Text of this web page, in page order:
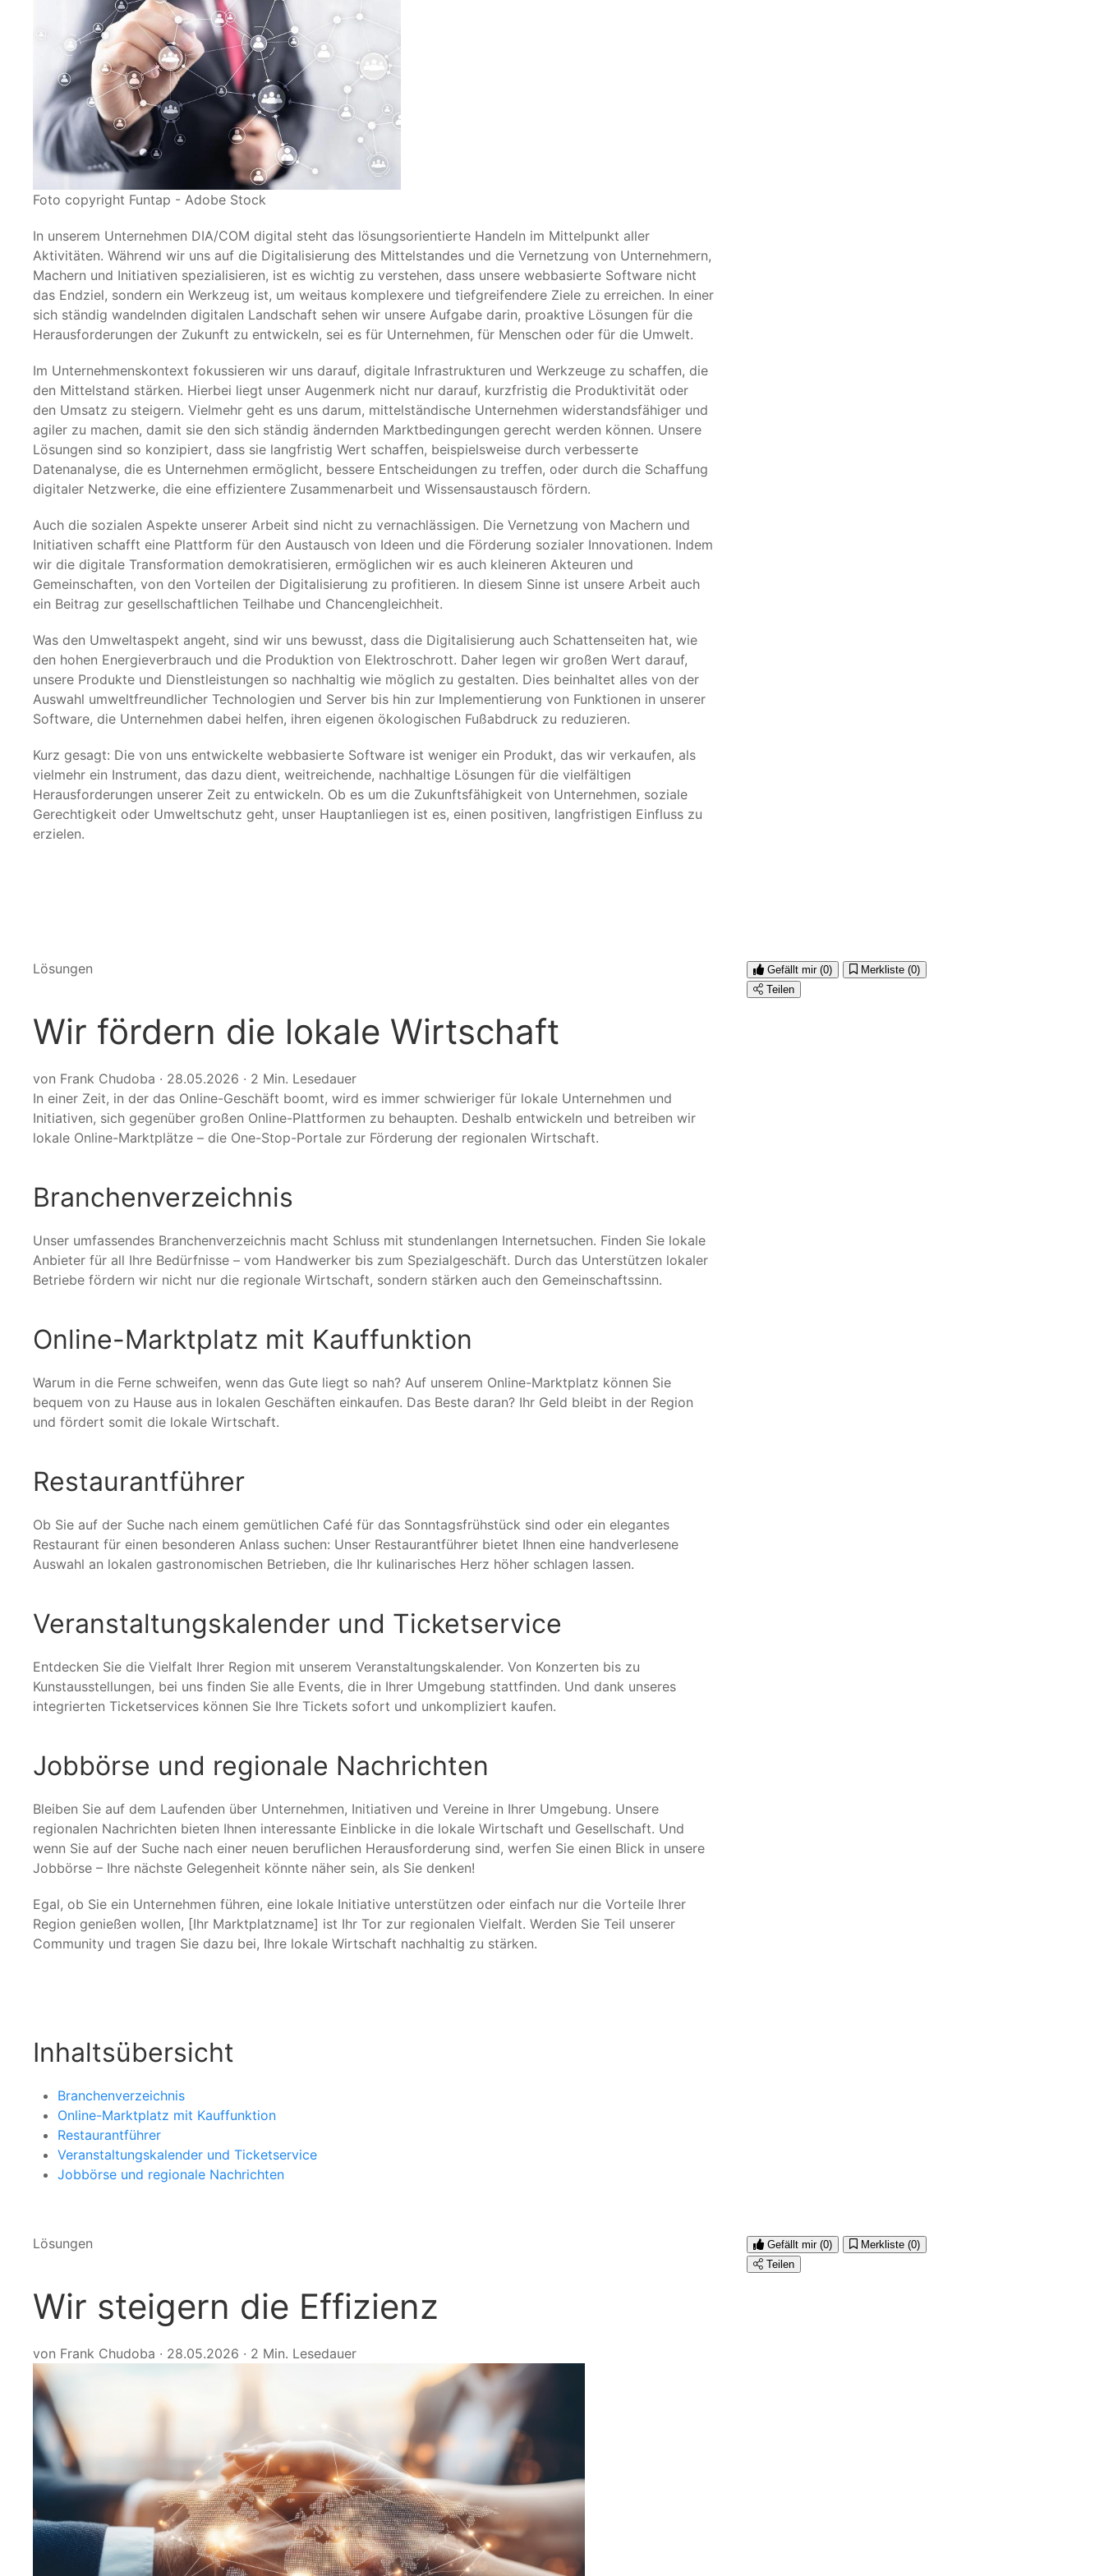
Foto copyright Funtap - Adobe Stock
In unserem Unternehmen DIA/COM digital steht das lösungsorientierte Handeln im Mittelpunkt aller
Aktivitäten. Während wir uns auf die Digitalisierung des Mittelstandes und die Vernetzung von Unternehmern,
Machern und Initiativen spezialisieren, ist es wichtig zu verstehen, dass unsere webbasierte Software nicht
das Endziel, sondern ein Werkzeug ist, um weitaus komplexere und tiefgreifendere Ziele zu erreichen. In einer
sich ständig wandelnden digitalen Landschaft sehen wir unsere Aufgabe darin, proaktive Lösungen für die
Herausforderungen der Zukunft zu entwickeln, sei es für Unternehmen, für Menschen oder für die Umwelt.
Im Unternehmenskontext fokussieren wir uns darauf, digitale Infrastrukturen und Werkzeuge zu schaffen, die
den Mittelstand stärken. Hierbei liegt unser Augenmerk nicht nur darauf, kurzfristig die Produktivität oder
den Umsatz zu steigern. Vielmehr geht es uns darum, mittelständische Unternehmen widerstandsfähiger und
agiler zu machen, damit sie den sich ständig ändernden Marktbedingungen gerecht werden können. Unsere
Lösungen sind so konzipiert, dass sie langfristig Wert schaffen, beispielsweise durch verbesserte
Datenanalyse, die es Unternehmen ermöglicht, bessere Entscheidungen zu treffen, oder durch die Schaffung
digitaler Netzwerke, die eine effizientere Zusammenarbeit und Wissensaustausch fördern.
Auch die sozialen Aspekte unserer Arbeit sind nicht zu vernachlässigen. Die Vernetzung von Machern und
Initiativen schafft eine Plattform für den Austausch von Ideen und die Förderung sozialer Innovationen. Indem
wir die digitale Transformation demokratisieren, ermöglichen wir es auch kleineren Akteuren und
Gemeinschaften, von den Vorteilen der Digitalisierung zu profitieren. In diesem Sinne ist unsere Arbeit auch
ein Beitrag zur gesellschaftlichen Teilhabe und Chancengleichheit.
Was den Umweltaspekt angeht, sind wir uns bewusst, dass die Digitalisierung auch Schattenseiten hat, wie
den hohen Energieverbrauch und die Produktion von Elektroschrott. Daher legen wir großen Wert darauf,
unsere Produkte und Dienstleistungen so nachhaltig wie möglich zu gestalten. Dies beinhaltet alles von der
Auswahl umweltfreundlicher Technologien und Server bis hin zur Implementierung von Funktionen in unserer
Software, die Unternehmen dabei helfen, ihren eigenen ökologischen Fußabdruck zu reduzieren.
Kurz gesagt: Die von uns entwickelte webbasierte Software ist weniger ein Produkt, das wir verkaufen, als
vielmehr ein Instrument, das dazu dient, weitreichende, nachhaltige Lösungen für die vielfältigen
Herausforderungen unserer Zeit zu entwickeln. Ob es um die Zukunftsfähigkeit von Unternehmen, soziale
Gerechtigkeit oder Umweltschutz geht, unser Hauptanliegen ist es, einen positiven, langfristigen Einfluss zu
erzielen.
Lösungen
Wir fördern die lokale Wirtschaft
von Frank Chudoba · 28.05.2026 · 2 Min. Lesedauer
In einer Zeit, in der das Online-Geschäft boomt, wird es immer schwieriger für lokale Unternehmen und
Initiativen, sich gegenüber großen Online-Plattformen zu behaupten. Deshalb entwickeln und betreiben wir
lokale Online-Marktplätze – die One-Stop-Portale zur Förderung der regionalen Wirtschaft.
Branchenverzeichnis
Unser umfassendes Branchenverzeichnis macht Schluss mit stundenlangen Internetsuchen. Finden Sie lokale
Anbieter für all Ihre Bedürfnisse – vom Handwerker bis zum Spezialgeschäft. Durch das Unterstützen lokaler
Betriebe fördern wir nicht nur die regionale Wirtschaft, sondern stärken auch den Gemeinschaftssinn.
Online-Marktplatz mit Kauffunktion
Warum in die Ferne schweifen, wenn das Gute liegt so nah? Auf unserem Online-Marktplatz können Sie
bequem von zu Hause aus in lokalen Geschäften einkaufen. Das Beste daran? Ihr Geld bleibt in der Region
und fördert somit die lokale Wirtschaft.
Restaurantführer
Ob Sie auf der Suche nach einem gemütlichen Café für das Sonntagsfrühstück sind oder ein elegantes
Restaurant für einen besonderen Anlass suchen: Unser Restaurantführer bietet Ihnen eine handverlesene
Auswahl an lokalen gastronomischen Betrieben, die Ihr kulinarisches Herz höher schlagen lassen.
Veranstaltungskalender und Ticketservice
Entdecken Sie die Vielfalt Ihrer Region mit unserem Veranstaltungskalender. Von Konzerten bis zu
Kunstausstellungen, bei uns finden Sie alle Events, die in Ihrer Umgebung stattfinden. Und dank unseres
integrierten Ticketservices können Sie Ihre Tickets sofort und unkompliziert kaufen.
Jobbörse und regionale Nachrichten
Bleiben Sie auf dem Laufenden über Unternehmen, Initiativen und Vereine in Ihrer Umgebung. Unsere
regionalen Nachrichten bieten Ihnen interessante Einblicke in die lokale Wirtschaft und Gesellschaft. Und
wenn Sie auf der Suche nach einer neuen beruflichen Herausforderung sind, werfen Sie einen Blick in unsere
Jobbörse – Ihre nächste Gelegenheit könnte näher sein, als Sie denken!
Egal, ob Sie ein Unternehmen führen, eine lokale Initiative unterstützen oder einfach nur die Vorteile Ihrer
Region genießen wollen, [Ihr Marktplatzname] ist Ihr Tor zur regionalen Vielfalt. Werden Sie Teil unserer
Community und tragen Sie dazu bei, Ihre lokale Wirtschaft nachhaltig zu stärken.
Inhaltsübersicht
Branchenverzeichnis
Online-Marktplatz mit Kauffunktion
Restaurantführer
Veranstaltungskalender und Ticketservice
Jobbörse und regionale Nachrichten
Gefällt mir (0) Merkliste (0)
Teilen
Lösungen
Wir steigern die Effizienz
von Frank Chudoba · 28.05.2026 · 2 Min. Lesedauer
Gefällt mir (0) Merkliste (0)
Teilen